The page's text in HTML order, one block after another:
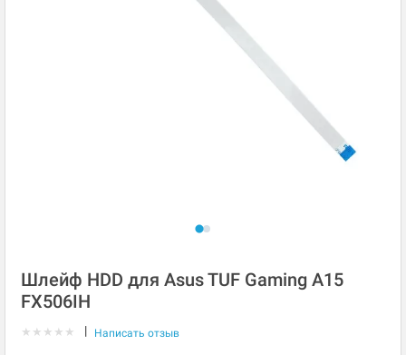
Шлейф HDD для Asus TUF Gaming A15
FX506IH
★ ★ ★ ★ ★ | Написать отзыв